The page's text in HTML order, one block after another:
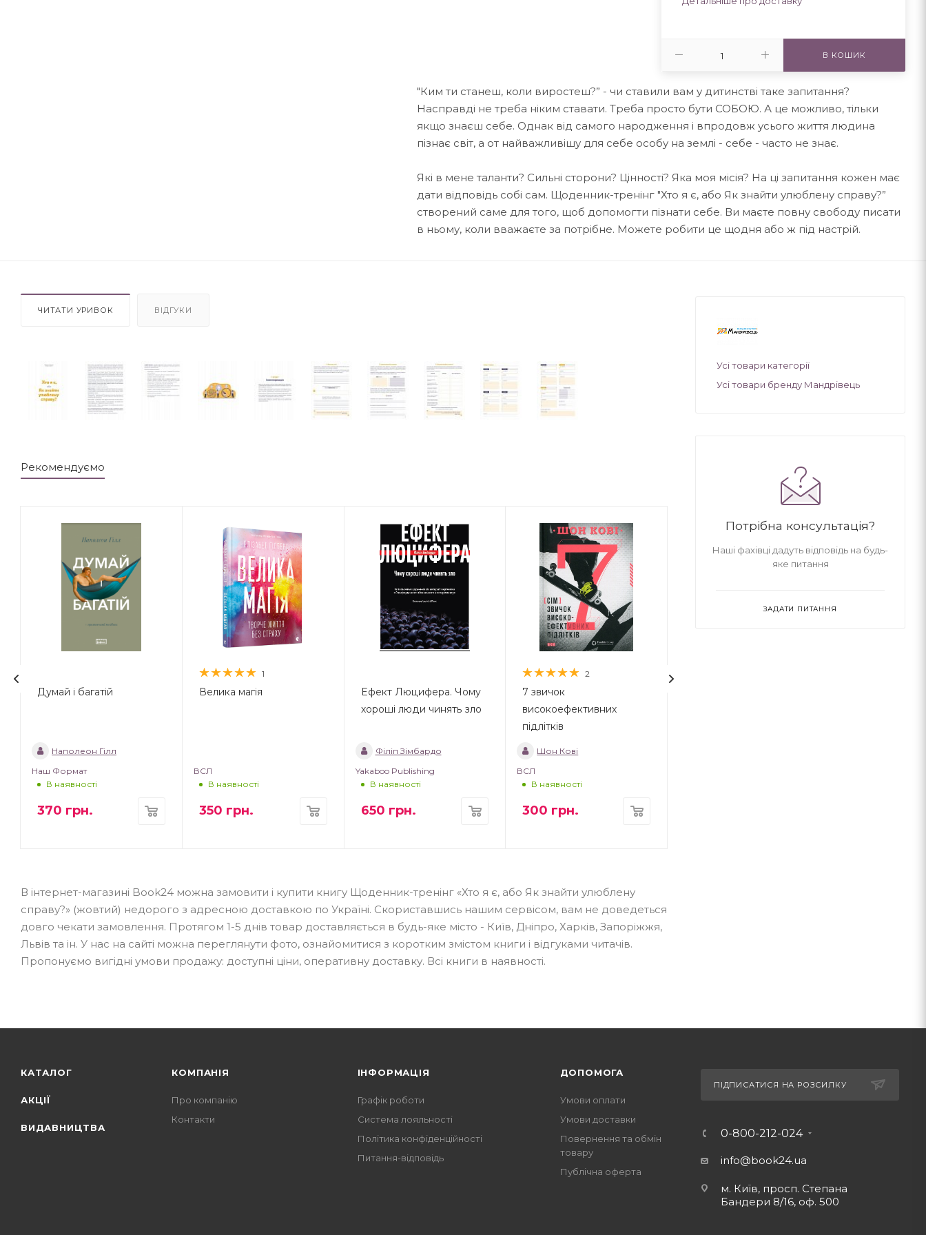
В КОШИК
"Ким ти станеш, коли виростеш?” - чи ставили вам у дитинстві таке запитання?
Насправді не треба ніким ставати. Треба просто бути СОБОЮ. А це можливо, тільки
якщо знаєш себе. Однак від самого народження і впродовж усього життя людина
пізнає світ, а от найважливішу для себе особу на землі - себе - часто не знає.
Які в мене таланти? Сильні сторони? Цінності? Яка моя місія? На ці запитання кожен має
дати відповідь собі сам. Щоденник-тренінг "Хто я є, або Як знайти улюблену справу?”
створений саме для того, щоб допомогти пізнати себе. Ви маєте повну свободу писати
в ньому, коли вважаєте за потрібне. Можете робити це щодня або ж під настрій.
ЧИТАТИ УРИВОК ВІДГУКИ
Рекомендуємо
Думай і багатій
Наполеон Гілл
Наш Формат
В наявності
370 грн.
1
Велика магія
ВСЛ
В наявності
350 грн.
Ефект Люцифера. Чому
хороші люди чинять зло
Філіп Зімбардо
Yakaboo Publishing
В наявності
650 грн.
2
7 звичок
високоефективних
підлітків
Шон Кові
ВСЛ
В наявності
300 грн.
В інтернет-магазині Book24 можна замовити і купити книгу Щоденник-тренінг «Хто я є, або Як знайти улюблену
справу?» (жовтий) недорого з адресною доставкою по Україні. Скориставшись нашим сервісом, вам не доведеться
довго чекати замовлення. Протягом 1-5 днів товар доставляється в будь-яке місто - Київ, Дніпро, Харків, Запоріжжя,
Львів та ін. У нас на сайті можна переглянути фото, ознайомитися з коротким змістом книги і відгуками читачів.
Пропонуємо вигідні умови продажу: доступні ціни, оперативну доставку. Всі книги в наявності.
Усі товари категорії
Усі товари бренду Мандрівець
Потрібна консультація?
Наші фахівці дадуть відповідь на будь-
яке питання
ЗАДАТИ ПИТАННЯ
КАТАЛОГ
АКЦІЇ
ВИДАВНИЦТВА
КОМПАНІЯ
Про компанію
Контакти
ІНФОРМАЦІЯ
Графік роботи
Система лояльності
Політика конфіденційності
Питання-відповідь
ДОПОМОГА
Умови оплати
Умови доставки
Повернення та обмін
товару
Публічна оферта
ПІДПИСАТИСЯ НА РОЗСИЛКУ
0-800-212-024
info@book24.ua
м. Київ, просп. Степана
Бандери 8/16, оф. 500